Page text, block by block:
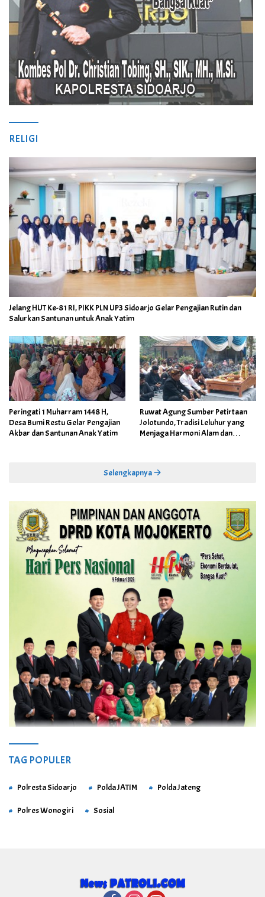
RELIGI
Jelang HUT Ke-81 RI, PIKK PLN UP3 Sidoarjo Gelar Pengajian Rutin dan
Salurkan Santunan untuk Anak Yatim
Peringati 1 Muharram 1448 H,
Desa Bumi Restu Gelar Pengajian
Akbar dan Santunan Anak Yatim
Ruwat Agung Sumber Petirtaan
Jolotundo, Tradisi Leluhur yang
Menjaga Harmoni Alam dan
Selengkapnya
TAG POPULER
Polresta Sidoarjo Polda JATIM Polda Jateng
Polres Wonogiri Sosial